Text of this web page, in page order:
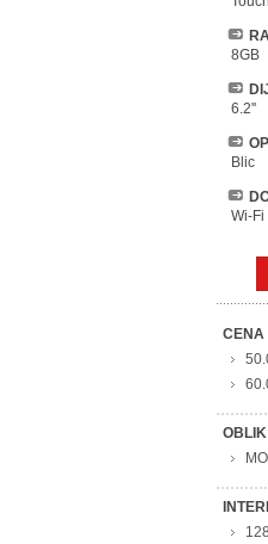
8GB
6.2''
Blic
Wi-Fi
CENA